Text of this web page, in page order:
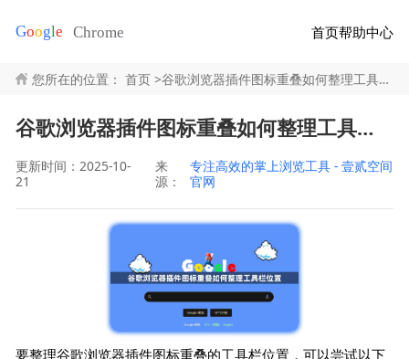
首页帮助中心
您所在的位置： 首页 >谷歌浏览器插件图标重叠如何整理工具栏位置
谷歌浏览器插件图标重叠如何整理工具栏位置
更新时间：2025-10-
21
来
源：
专注高效的掌上浏览工具 - 壹贰空间
官网
要整理谷歌浏览器插件图标重叠的工具栏位置，可以尝试以下